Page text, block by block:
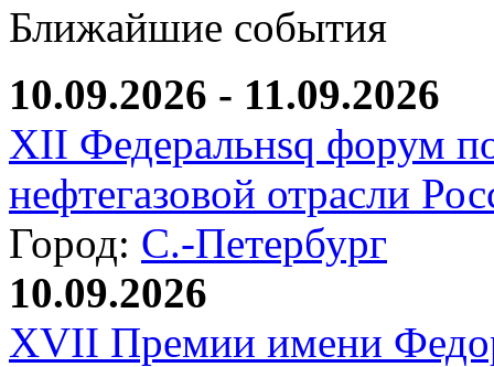
Ближайшие события
10.09.2026 - 11.09.2026
XII Федеральнsq форум
нефтегазовой отрасли
Город: С.-Петербург
10.09.2026
XVII Премии имени